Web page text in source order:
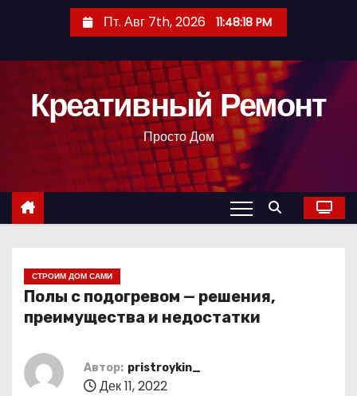
с
Пт. Авг 7th, 2026 11:48:19 PM
Креативный Ремонт
Просто Дом
СТРОИМ ДОМ САМИ
Полы с подогревом — решения,
преимущества и недостатки
Автор: pristroykin_
Дек 11, 2022